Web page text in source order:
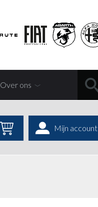
Over ons
Mijn account